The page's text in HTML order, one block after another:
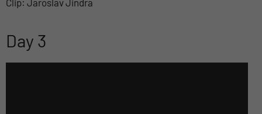
Clip: Jaroslav Jindra
Day 3